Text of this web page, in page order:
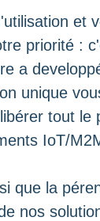
et
priorité :
a
unique
tout le
IoT/
que la
nos